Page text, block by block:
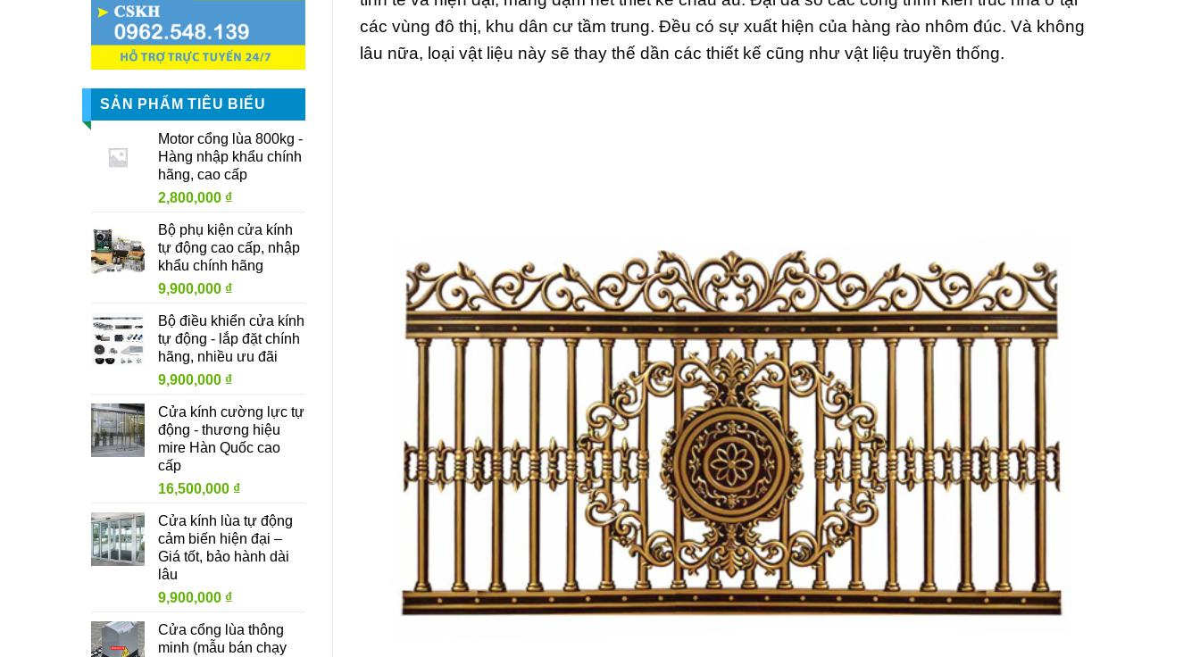
SẢN PHẨM TIÊU BIỂU
Motor cổng lùa 800kg -
Hàng nhập khẩu chính
hãng, cao cấp
2,800,000 ₫
Bộ phụ kiện cửa kính
tự động cao cấp, nhập
khẩu chính hãng
9,900,000 ₫
Bộ điều khiển cửa kính
tự động - lắp đặt chính
hãng, nhiều ưu đãi
9,900,000 ₫
Cửa kính cường lực tự
động - thương hiệu
mire Hàn Quốc cao
cấp
16,500,000 ₫
Cửa kính lùa tự động
cảm biến hiện đại –
Giá tốt, bảo hành dài
lâu
9,900,000 ₫
Cửa cổng lùa thông
minh (mẫu bán chạy
các vùng đô thị, khu dân cư tầm trung. Đều có sự xuất hiện của hàng rào nhôm đúc. Và không
lâu nữa, loại vật liệu này sẽ thay thế dần các thiết kế cũng như vật liệu truyền thống.